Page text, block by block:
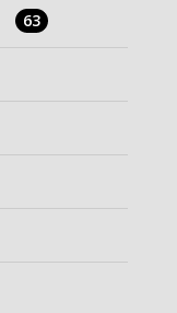
63